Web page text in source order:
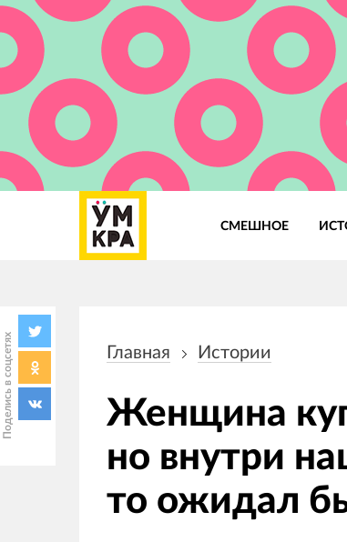
СМЕШНОЕ
Поделись в соцсетях навигации
Главная Истории
Женщина
но внутри
то ожидал